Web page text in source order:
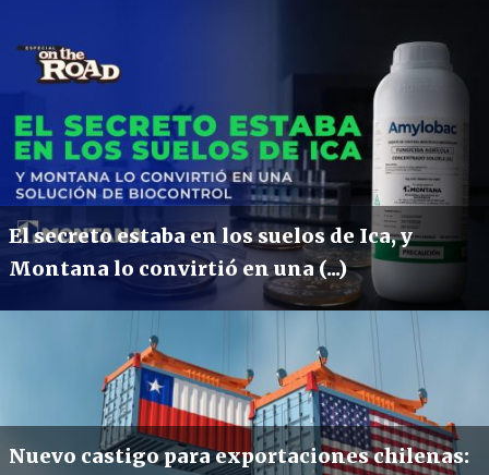
El secreto estaba en los suelos de Ica, y
Montana lo convirtió en una (...)
Nuevo castigo para exportaciones chilenas: